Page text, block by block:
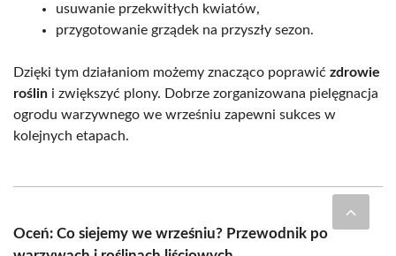
usuwanie przekwitłych kwiatów,
przygotowanie grządek na przyszły sezon.
Dzięki tym działaniom możemy znacząco poprawić zdrowie
roślin i zwiększyć plony. Dobrze zorganizowana pielęgnacja
ogrodu warzywnego we wrześniu zapewni sukces w
kolejnych etapach.
Oceń: Co siejemy we wrześniu? Przewodnik po